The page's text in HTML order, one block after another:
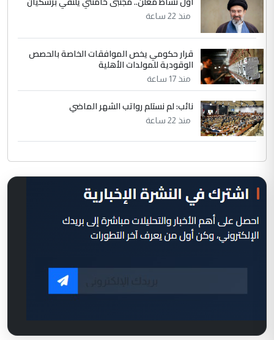
منذ 22 ساعة
قرار حكومي يخص الموافقات الخاصة بالحصص
الوقودية للمولدات الأهلية
منذ 17 ساعة
نائب: لم نستلم رواتب الشهر الماضي
منذ 22 ساعة